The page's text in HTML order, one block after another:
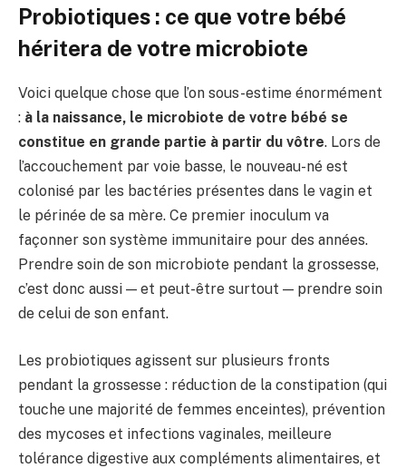
Probiotiques : ce que votre bébé
héritera de votre microbiote
Voici quelque chose que l’on sous-estime énormément
: à la naissance, le microbiote de votre bébé se
constitue en grande partie à partir du vôtre. Lors de
l’accouchement par voie basse, le nouveau-né est
colonisé par les bactéries présentes dans le vagin et
le périnée de sa mère. Ce premier inoculum va
façonner son système immunitaire pour des années.
Prendre soin de son microbiote pendant la grossesse,
c’est donc aussi — et peut-être surtout — prendre soin
de celui de son enfant.
Les probiotiques agissent sur plusieurs fronts
pendant la grossesse : réduction de la constipation (qui
touche une majorité de femmes enceintes), prévention
des mycoses et infections vaginales, meilleure
tolérance digestive aux compléments alimentaires, et